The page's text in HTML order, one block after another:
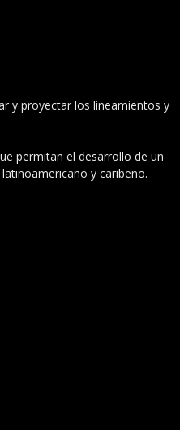
y proyectar los lineamientos y
permitan el desarrollo de un
y caribeño.